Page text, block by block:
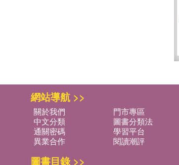
網站導航 >>
關於我們 門市專區
中文分類
圖書分類法
通關密碼
學習平台
異業合作
閱讀潮評
圖書目錄 >>